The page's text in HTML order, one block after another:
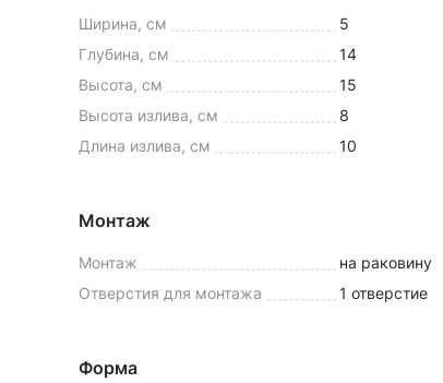
Ширина, см
5
Глубина, см
14
Высота, см
15
Высота излива, см
8
Длина излива, см
10
Монтаж
Монтаж
на раковину
Отверстия для монтажа
1 отверстие
Форма